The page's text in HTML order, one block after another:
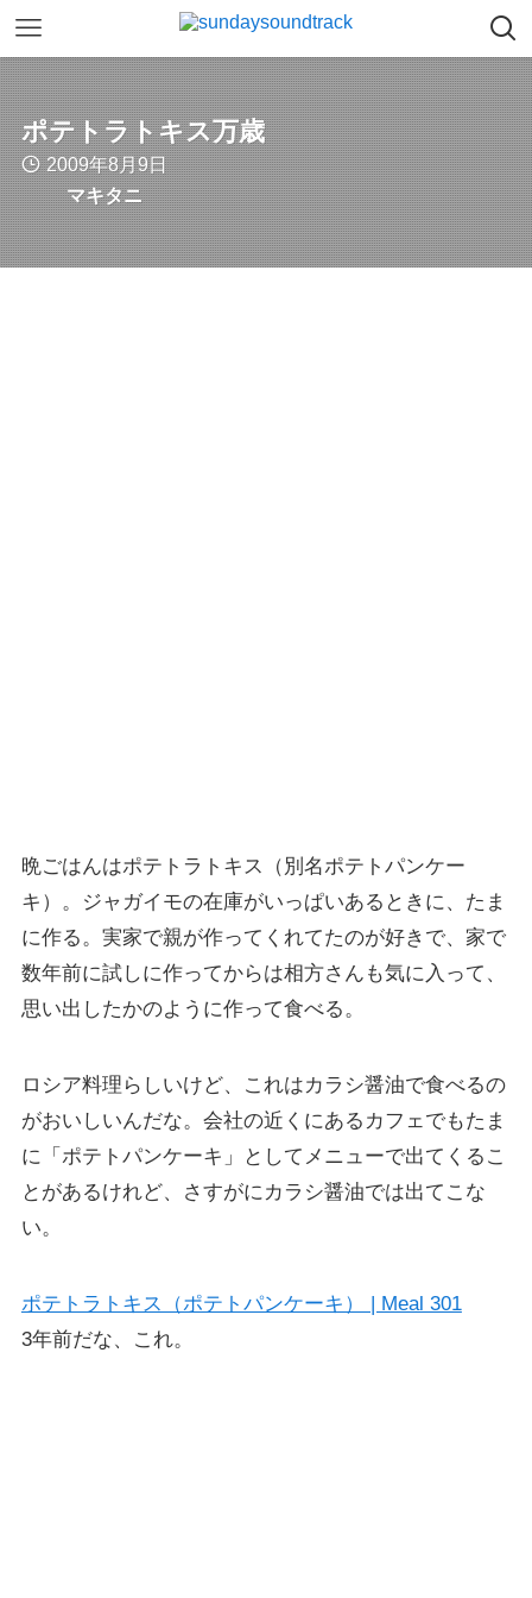
ポテトラトキス万歳
2009年8月9日
マキタニ
晩ごはんはポテトラトキス（別名ポテトパンケー
キ）。ジャガイモの在庫がいっぱいあるときに、たま
に作る。実家で親が作ってくれてたのが好きで、家で
数年前に試しに作ってからは相方さんも気に入って、
思い出したかのように作って食べる。
ロシア料理らしいけど、これはカラシ醤油で食べるの
がおいしいんだな。会社の近くにあるカフェでもたま
に「ポテトパンケーキ」としてメニューで出てくるこ
とがあるけれど、さすがにカラシ醤油では出てこな
い。
ポテトラトキス（ポテトパンケーキ） | Meal 301
3年前だな、これ。